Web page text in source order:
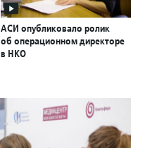
АСИ опубликовало ролик
об операционном директоре
в НКО